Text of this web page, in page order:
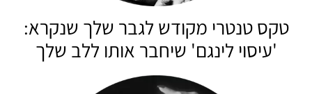
טקס טנטרי מקודש לגבר שלך שנקרא:
'עיסוי לינגם' שיחבר אותו ללב שלך